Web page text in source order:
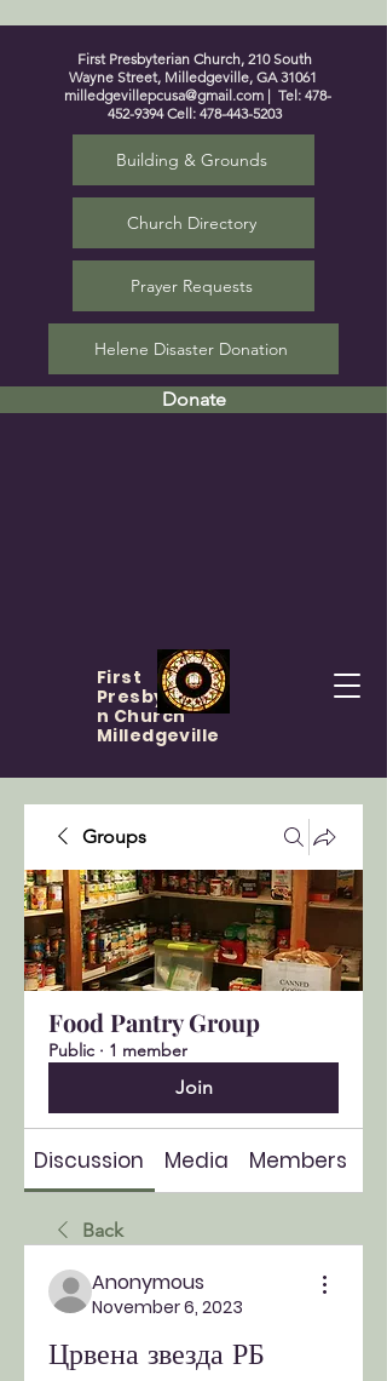
First Presbyterian Church, 210 South
Wayne Street, Milledgeville, GA 31061
milledgevillepcusa@gmail.com | Tel: 478-
452-9394Cell: 478-443-5203
Building & Grounds
Church Directory
Prayer Requests
Helene Disaster Donation
Donate
First
Presbyteria
n Church
Milledgeville
Groups
Food Pantry Group
Public · 1 member
Join
Discussion Media Members
Back
Anonymous
November 6, 2023
Црвена звезда РБ